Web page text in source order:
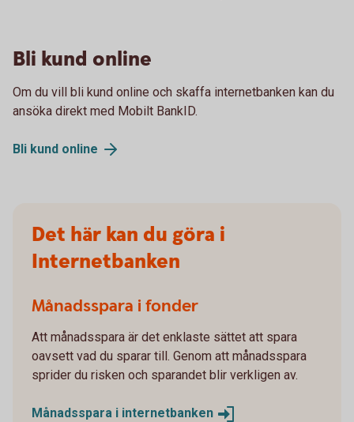
Bli kund online
Om du vill bli kund online och skaffa internetbanken kan du
ansöka direkt med Mobilt BankID.
Bli kund online
Det här kan du göra i
Internetbanken
Månadsspara i fonder
Att månadsspara är det enklaste sättet att spara
oavsett vad du sparar till. Genom att månadsspara
sprider du risken och sparandet blir verkligen av.
Månadsspara i internetbanken